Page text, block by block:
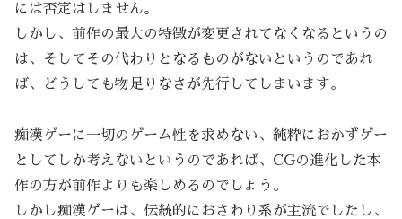
には否定はしません。
しかし、前作の最大の特徴が変更されてなくなるというの
は、そしてその代わりとなるものがないというのであれ
ば、どうしても物足りなさが先行してしまいます。
痴漢ゲーに一切のゲーム性を求めない、純粋におかずゲー
としてしか考えないというのであれば、CGの進化した本
作の方が前作よりも楽しめるのでしょう。
しかし痴漢ゲーは、伝統的におさわり系が主流でしたし、